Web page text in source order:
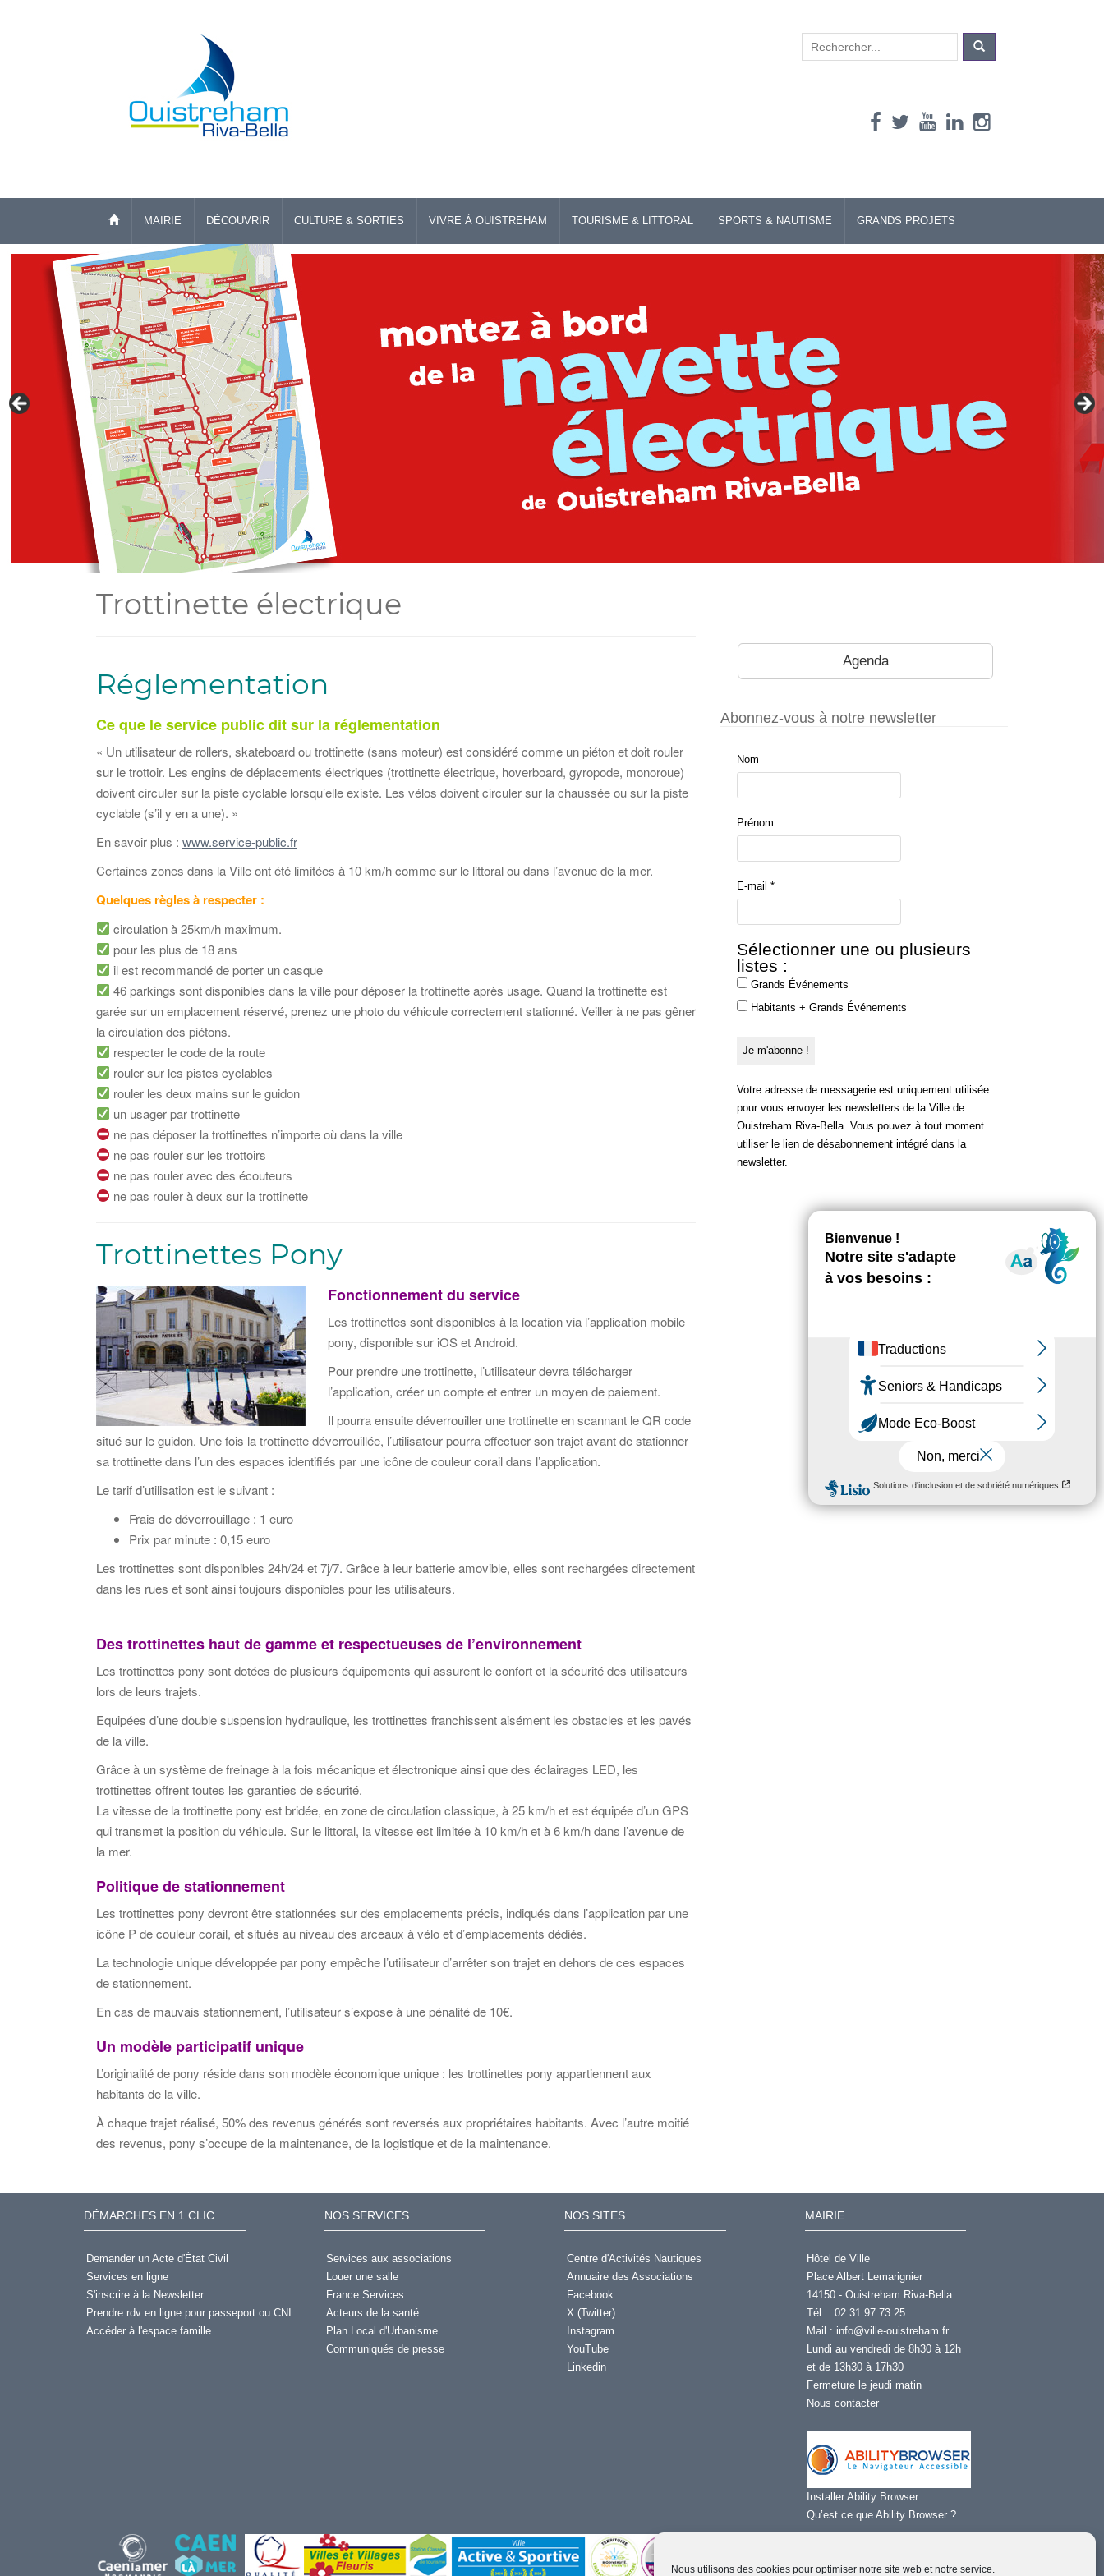
Nous utilisons des cookies pour optimiser notre site web et notre service.
Search
for:
MAIRIE DÉCOUVRIR CULTURE & SORTIES VIVRE À OUISTREHAM TOURISME & LITTORAL SPORTS & NAUTISME GRANDS PROJETS
Trottinette électrique
Réglementation
Ce que le service public dit sur la réglementation
« Un utilisateur de rollers, skateboard ou trottinette (sans moteur) est considéré comme un piéton et doit rouler
sur le trottoir. Les engins de déplacements électriques (trottinette électrique, hoverboard, gyropode, monoroue)
doivent circuler sur la piste cyclable lorsqu’elle existe. Les vélos doivent circuler sur la chaussée ou sur la piste
cyclable (s’il y en a une). »
En savoir plus : www.service-public.fr
Certaines zones dans la Ville ont été limitées à 10 km/h comme sur le littoral ou dans l’avenue de la mer.
Quelques règles à respecter :
circulation à 25km/h maximum.
pour les plus de 18 ans
il est recommandé de porter un casque
46 parkings sont disponibles dans la ville pour déposer la trottinette après usage. Quand la trottinette est
garée sur un emplacement réservé, prenez une photo du véhicule correctement stationné. Veiller à ne pas gêner
la circulation des piétons.
respecter le code de la route
rouler sur les pistes cyclables
rouler les deux mains sur le guidon
un usager par trottinette
ne pas déposer la trottinettes n’importe où dans la ville
ne pas rouler sur les trottoirs
ne pas rouler avec des écouteurs
ne pas rouler à deux sur la trottinette
Trottinettes Pony
Fonctionnement du service
Les trottinettes sont disponibles à la location via l’application mobile
pony, disponible sur iOS et Android.
Pour prendre une trottinette, l’utilisateur devra télécharger
l’application, créer un compte et entrer un moyen de paiement.
Il pourra ensuite déverrouiller une trottinette en scannant le QR code
situé sur le guidon. Une fois la trottinette déverrouillée, l’utilisateur pourra effectuer son trajet avant de stationner
sa trottinette dans l’un des espaces identifiés par une icône de couleur corail dans l’application.
Le tarif d’utilisation est le suivant :
Frais de déverrouillage : 1 euro
Prix par minute : 0,15 euro
Les trottinettes sont disponibles 24h/24 et 7j/7. Grâce à leur batterie amovible, elles sont rechargées directement
dans les rues et sont ainsi toujours disponibles pour les utilisateurs.
Des trottinettes haut de gamme et respectueuses de l’environnement
Les trottinettes pony sont dotées de plusieurs équipements qui assurent le confort et la sécurité des utilisateurs
lors de leurs trajets.
Equipées d’une double suspension hydraulique, les trottinettes franchissent aisément les obstacles et les pavés
de la ville.
Grâce à un système de freinage à la fois mécanique et électronique ainsi que des éclairages LED, les
trottinettes offrent toutes les garanties de sécurité.
La vitesse de la trottinette pony est bridée, en zone de circulation classique, à 25 km/h et est équipée d’un GPS
qui transmet la position du véhicule. Sur le littoral, la vitesse est limitée à 10 km/h et à 6 km/h dans l’avenue de
la mer.
Politique de stationnement
Les trottinettes pony devront être stationnées sur des emplacements précis, indiqués dans l’application par une
icône P de couleur corail, et situés au niveau des arceaux à vélo et d’emplacements dédiés.
La technologie unique développée par pony empêche l’utilisateur d’arrêter son trajet en dehors de ces espaces
de stationnement.
En cas de mauvais stationnement, l’utilisateur s’expose à une pénalité de 10€.
Un modèle participatif unique
L’originalité de pony réside dans son modèle économique unique : les trottinettes pony appartiennent aux
habitants de la ville.
À chaque trajet réalisé, 50% des revenus générés sont reversés aux propriétaires habitants. Avec l’autre moitié
des revenus, pony s’occupe de la maintenance, de la logistique et de la maintenance.
Agenda
Abonnez-vous à notre newsletter
Nom
Prénom
E-mail *
Sélectionner une ou plusieurs
listes :
Grands Événements
Habitants + Grands Événements
Votre adresse de messagerie est uniquement utilisée
pour vous envoyer les newsletters de la Ville de
Ouistreham Riva-Bella. Vous pouvez à tout moment
utiliser le lien de désabonnement intégré dans la
newsletter.
DÉMARCHES EN 1 CLIC
Demander un Acte d'État Civil
Services en ligne
S'inscrire à la Newsletter
Prendre rdv en ligne pour passeport ou CNI
Accéder à l'espace famille
NOS SERVICES
Services aux associations
Louer une salle
France Services
Acteurs de la santé
Plan Local d'Urbanisme
Communiqués de presse
NOS SITES
Centre d'Activités Nautiques
Annuaire des Associations
Facebook
X (Twitter)
Instagram
YouTube
Linkedin
MAIRIE
Hôtel de Ville
Place Albert Lemarignier
14150 - Ouistreham Riva-Bella
Tél. : 02 31 97 73 25
Mail : info@ville-ouistreham.fr
Lundi au vendredi de 8h30 à 12h
et de 13h30 à 17h30
Fermeture le jeudi matin
Nous contacter
Installer Ability Browser
Qu’est ce que Ability Browser ?